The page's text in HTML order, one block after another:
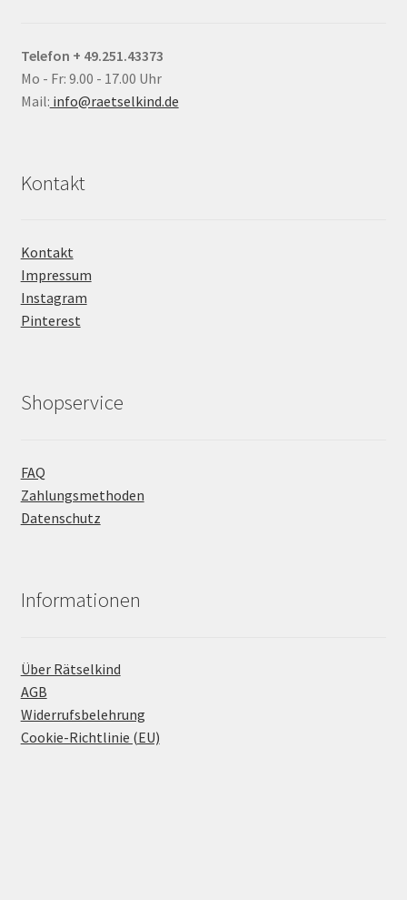
Telefon + 49.251.43373
Mo - Fr: 9.00 - 17.00 Uhr
Mail: info@raetselkind.de
Kontakt
Kontakt
Impressum
Instagram
Pinterest
Shopservice
FAQ
Zahlungsmethoden
Datenschutz
Informationen
Über Rätselkind
AGB
Widerrufsbelehrung
Cookie-Richtlinie (EU)